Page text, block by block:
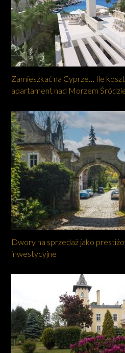
Zamieszkać na Cyprze… Ile
apartament nad Morzem
Dwory na sprzedaż jako
inwestycyjne